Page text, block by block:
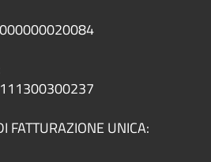
FATTURAZIONE UNICA: